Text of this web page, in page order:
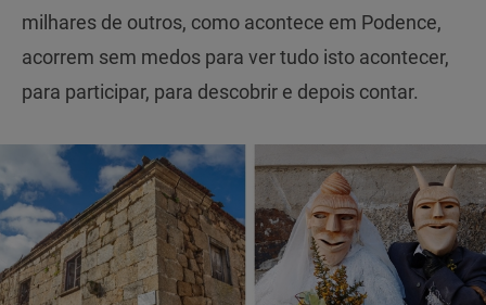
milhares de outros, como acontece em Podence,
acorrem sem medos para ver tudo isto acontecer,
para participar, para descobrir e depois contar.